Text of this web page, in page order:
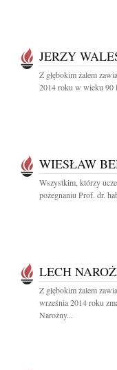
JERZY
Z głębokim żalem
2014 roku w wieku 90
WIESŁAW
Wszystkim, którzy
pożegnaniu Prof. dr.
LECH
Z głębokim żalem
września 2014 roku
Narożny...